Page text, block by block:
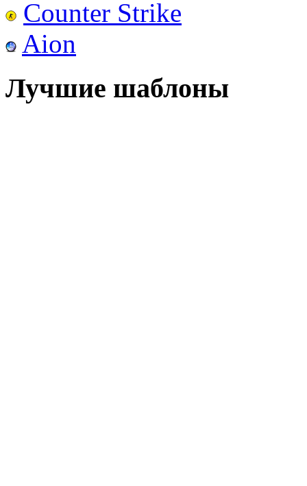
Counter Strike
Aion
Лучшие шаблоны